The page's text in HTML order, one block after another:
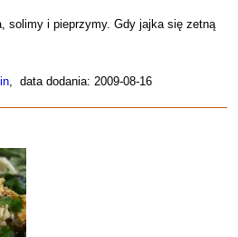
solimy i pieprzymy. Gdy jajka się zetną
, data dodania: 2009-08-16